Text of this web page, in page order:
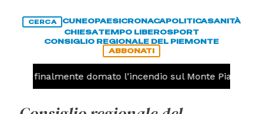
CERCA CUNEOPAESICRONACAPOLITICASANITÀ
CHIESATEMPO LIBEROSPORT
CONSIGLIO REGIONALE DEL PIEMONTE
ABBONATI
finalmente domato l'incendio sul Monte Piastra